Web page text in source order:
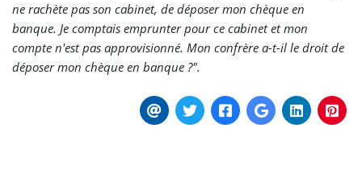
ne rachète pas son cabinet, de déposer mon chèque en
banque. Je comptais emprunter pour ce cabinet et mon
compte n'est pas approvisionné. Mon confrère a-t-il le droit de
déposer mon chèque en banque ?".